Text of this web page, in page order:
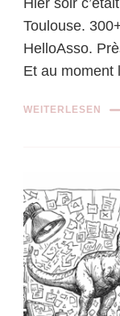
Toulouse.
HelloAsso.
Et au
WEITERLESEN